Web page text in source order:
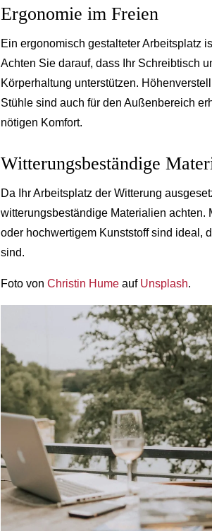
Ergonomie im Freien
Ein ergonomisch gestalteter Arbeitsplatz
Achten Sie darauf, dass Ihr Schreibtisch
Körperhaltung unterstützen.
Stühle sind auch für den Außenbereich
nötigen Komfort.
Witterungsbeständige
Da Ihr Arbeitsplatz der Witterung
witterungsbeständige Materialien achten.
oder hochwertigem Kunststoff sind ideal,
sind.
Foto von Christin Hume auf Unsplash.